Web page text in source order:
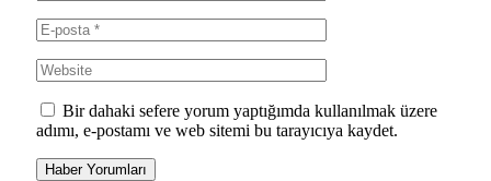
Bir dahaki sefere yorum yaptığımda kullanılmak üzere
adımı, e-postamı ve web sitemi bu tarayıcıya kaydet.